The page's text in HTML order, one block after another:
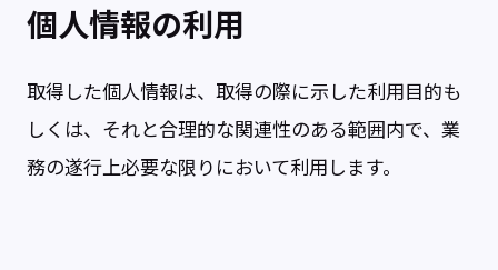
個人情報の利用
取得した個人情報は、取得の際に示した利用目的も
しくは、それと合理的な関連性のある範囲内で、業
務の遂行上必要な限りにおいて利用します。